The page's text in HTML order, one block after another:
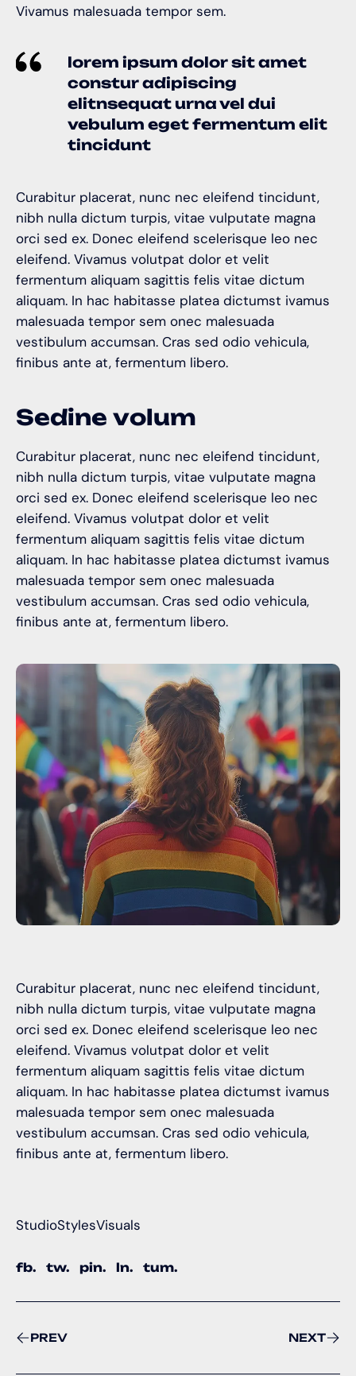
Vivamus malesuada tempor sem.
lorem ipsum dolor sit amet
constur adipiscing
elitnsequat urna vel dui
vebulum eget fermentum elit
tincidunt
Curabitur placerat, nunc nec eleifend tincidunt,
nibh nulla dictum turpis, vitae vulputate magna
orci sed ex. Donec eleifend scelerisque leo nec
eleifend. Vivamus volutpat dolor et velit
fermentum aliquam sagittis felis vitae dictum
aliquam. In hac habitasse platea dictumst ivamus
malesuada tempor sem onec malesuada
vestibulum accumsan. Cras sed odio vehicula,
finibus ante at, fermentum libero.
Sedine volum
Curabitur placerat, nunc nec eleifend tincidunt,
nibh nulla dictum turpis, vitae vulputate magna
orci sed ex. Donec eleifend scelerisque leo nec
eleifend. Vivamus volutpat dolor et velit
fermentum aliquam sagittis felis vitae dictum
aliquam. In hac habitasse platea dictumst ivamus
malesuada tempor sem onec malesuada
vestibulum accumsan. Cras sed odio vehicula,
finibus ante at, fermentum libero.
Curabitur placerat, nunc nec eleifend tincidunt,
nibh nulla dictum turpis, vitae vulputate magna
orci sed ex. Donec eleifend scelerisque leo nec
eleifend. Vivamus volutpat dolor et velit
fermentum aliquam sagittis felis vitae dictum
aliquam. In hac habitasse platea dictumst ivamus
malesuada tempor sem onec malesuada
vestibulum accumsan. Cras sed odio vehicula,
finibus ante at, fermentum libero.
StudioStylesVisuals
fb. tw. pin. ln. tum.
PREV NEXT